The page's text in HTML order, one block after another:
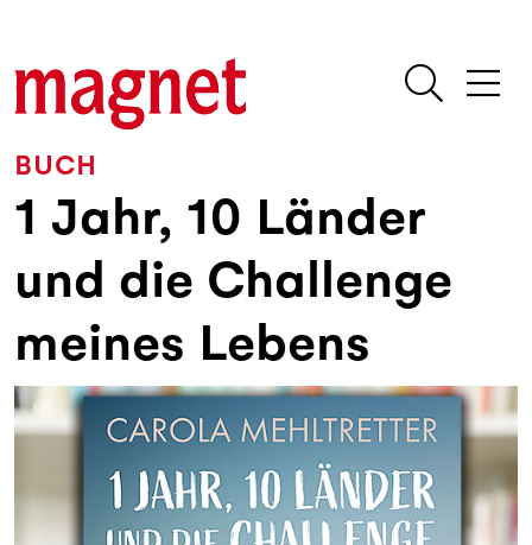
BUCH
1 Jahr, 10 Länder
und die Challenge
meines Lebens